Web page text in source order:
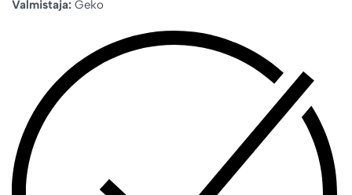
Valmistaja: Geko